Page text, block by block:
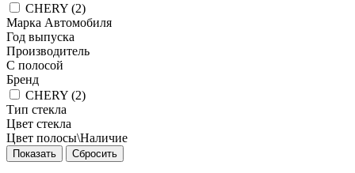
CHERY (2)
Марка Автомобиля
Год выпуска
Производитель
С полосой
Бренд
CHERY (2)
Тип стекла
Цвет стекла
Цвет полосы\Наличие
Сбросить